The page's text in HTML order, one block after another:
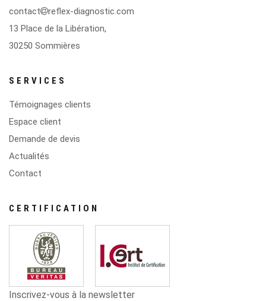
contact
reflex-diagnostic.com
13 Place de la Libération,
30250 Sommières
SERVICES
Témoignages clients
Espace client
Demande de devis
Actualités
Contact
CERTIFICATION
Inscrivez-vous à la newsletter